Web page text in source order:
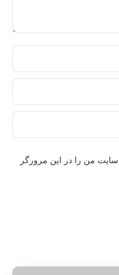
سایت من را در این مرورگر